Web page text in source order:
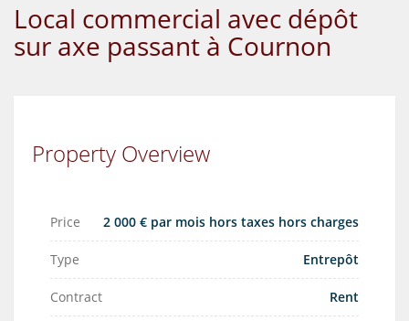
Local commercial avec dépôt
sur axe passant à Cournon
Property Overview
Price 2 000 € par mois hors taxes hors charges
Type Entrepôt
Contract Rent